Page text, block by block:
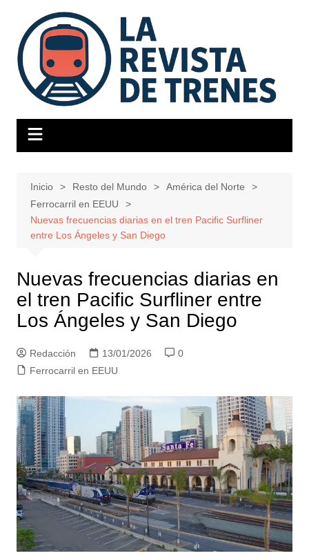
contenido
Inicio Resto del Mundo
América del Norte
Ferrocarril en EEUU
Nuevas frecuencias diarias en el tren Pacific Surfliner
entre Los Ángeles y San Diego
Nuevas frecuencias diarias en
el tren Pacific Surfliner entre
Los Ángeles y San Diego
Redacción 13/01/2026
0
Ferrocarril en EEUU